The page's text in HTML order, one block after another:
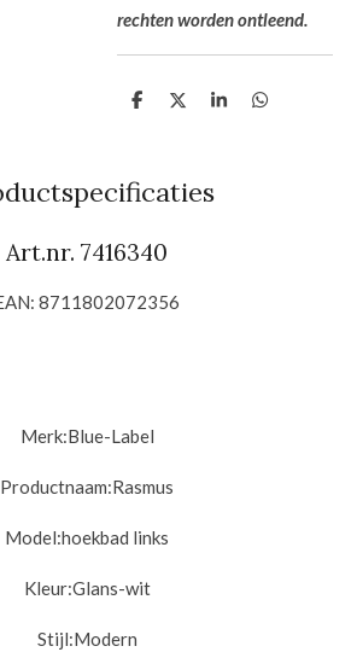
rechten worden ontleend.
D
n
D
S
D
Art.nr. 7416340
8711802072356
Merk:Blue-Label
Productnaam:Rasmus
Model:hoekbad links
Kleur:Glans-wit
Stijl:Modern